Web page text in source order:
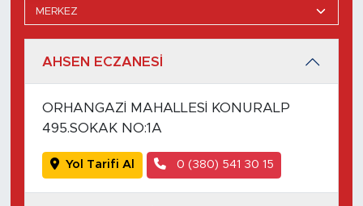
AHSEN ECZANESİ
ORHANGAZİ MAHALLESİ KONURALP
495.SOKAK NO:1A
Yol Tarifi Al 0 (380) 541 30 15